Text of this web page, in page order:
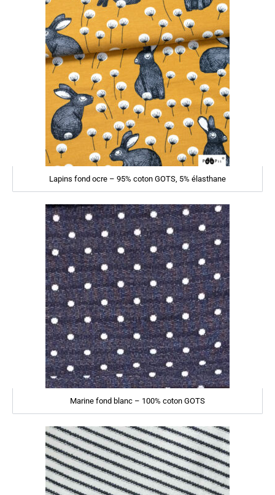
Lapins fond ocre – 95% coton GOTS, 5% élasthane
Marine fond blanc – 100% coton GOTS